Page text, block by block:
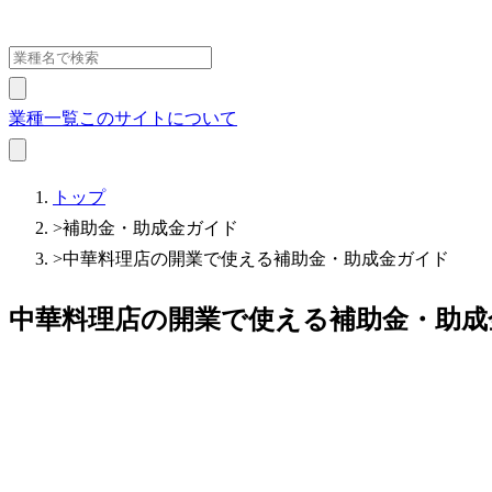
業種一覧このサイトについて
トップ
>補助金・助成金ガイド
>中華料理店の開業で使える補助金・助成金ガイド
中華料理店の開業で使える補助金・助